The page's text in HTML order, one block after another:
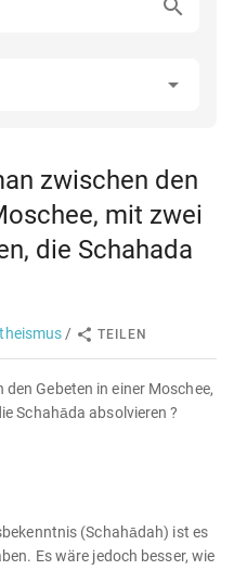
zwischen den
mit zwei
die Schahada
/ TEILEN
Gebeten in einer Moschee,
Schahāda absolvieren ?
(Schahādah) ist es
Es wäre jedoch besser, wie